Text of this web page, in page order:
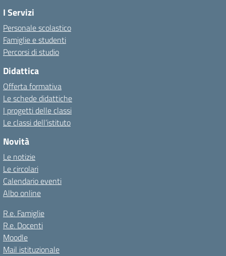
I Servizi
Personale scolastico
Famiglie e studenti
Percorsi di studio
Didattica
Offerta formativa
Le schede didattiche
I progetti delle classi
Le classi dell’istituto
Novità
Le notizie
Le circolari
Calendario eventi
Albo online
R.e. Famiglie
R.e. Docenti
Moodle
Mail istituzionale